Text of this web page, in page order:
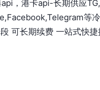
，港卡api-长期供应
等
可长期续费 一站式快